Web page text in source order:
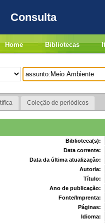
Consulta
Home Bibliotecas
Coleção de periódicos
Biblioteca(s):
Data corrente:
Data da última atualização:
Autoria:
Título:
Ano de publicação:
Fonte/Imprenta:
Páginas:
Idioma: